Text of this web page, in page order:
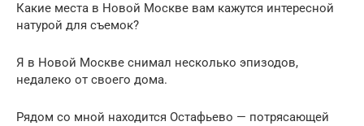
Какие места в Новой Москве вам кажутся интересной
натурой для съемок?
Я в Новой Москве снимал несколько эпизодов,
недалеко от своего дома.
Рядом со мной находится Остафьево — потрясающей